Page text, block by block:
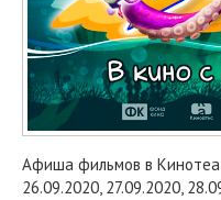
Афиша фильмов в
26.09.2020, 27.09.2020,